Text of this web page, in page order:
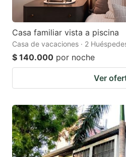
Casa familiar vista a piscina
Casa de vacaciones · 2
$ 140.000 por noche
Ver